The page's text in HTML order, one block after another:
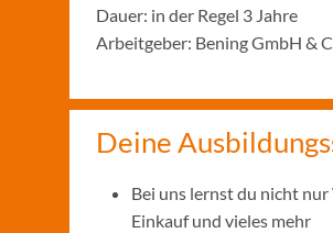
Dauer: in der Regel 3 Jahre
Arbeitgeber: Bening GmbH &
Deine
Bei uns lernst du nicht
Einkauf und vieles mehr